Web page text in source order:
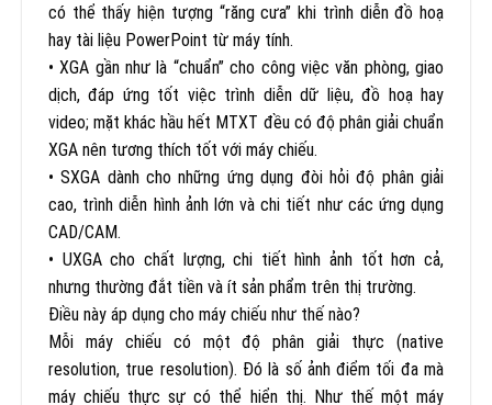
có thể thấy hiện tượng “răng cưa” khi trình diễn đồ hoạ
hay tài liệu PowerPoint từ máy tính.
• XGA gần như là “chuẩn” cho công việc văn phòng, giao
dịch, đáp ứng tốt việc trình diễn dữ liệu, đồ hoạ hay
video; mặt khác hầu hết MTXT đều có độ phân giải chuẩn
XGA nên tương thích tốt với máy chiếu.
• SXGA dành cho những ứng dụng đòi hỏi độ phân giải
cao, trình diễn hình ảnh lớn và chi tiết như các ứng dụng
CAD/CAM.
• UXGA cho chất lượng, chi tiết hình ảnh tốt hơn cả,
nhưng thường đắt tiền và ít sản phẩm trên thị trường.
Điều này áp dụng cho máy chiếu như thế nào?
Mỗi máy chiếu có một độ phân giải thực (native
resolution, true resolution). Đó là số ảnh điểm tối đa mà
máy chiếu thực sự có thể hiển thị. Như thế một máy